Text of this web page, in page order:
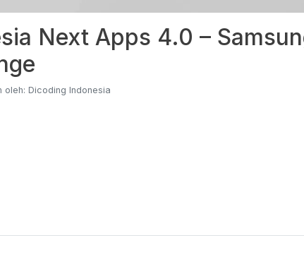
Next Apps 4.0 –
oleh: Dicoding Indonesia